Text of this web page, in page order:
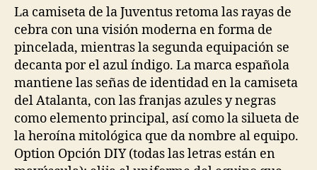
La camiseta de la Juventus retoma las rayas de
cebra con una visión moderna en forma de
pincelada, mientras la segunda equipación se
decanta por el azul índigo. La marca española
mantiene las señas de identidad en la camiseta
del Atalanta, con las franjas azules y negras
como elemento principal, así como la silueta de
la heroína mitológica que da nombre al equipo.
Option Opción DIY (todas las letras están en